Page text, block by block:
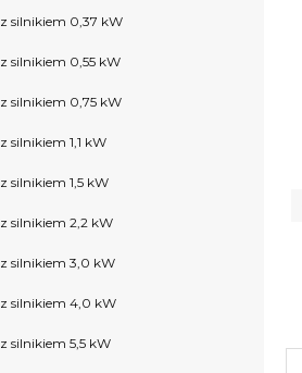
z silnikiem 0,37 kW
z silnikiem 0,55 kW
z silnikiem 0,75 kW
z silnikiem 1,1 kW
z silnikiem 1,5 kW
z silnikiem 2,2 kW
z silnikiem 3,0 kW
z silnikiem 4,0 kW
z silnikiem 5,5 kW